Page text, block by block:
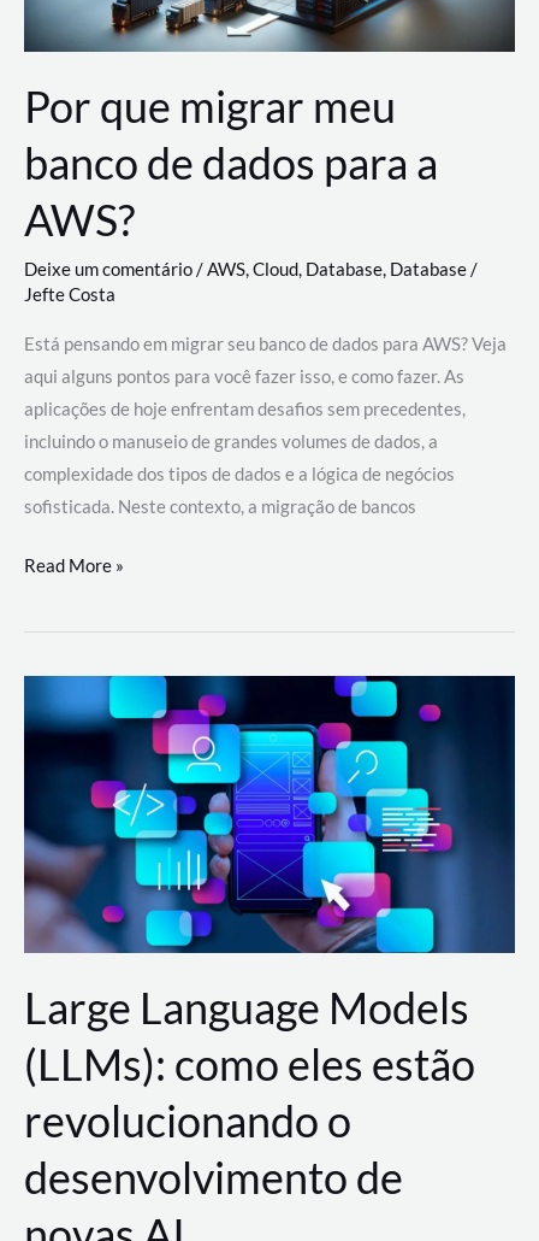
Por que migrar meu
banco de dados para a
AWS?
Deixe um comentário/AWS,Cloud, Database, Database/
Jefte Costa
Está pensando em migrar seu banco de dados para AWS? Veja
aqui alguns pontos para você fazer isso, e como fazer. As
aplicações de hoje enfrentam desafios sem precedentes,
incluindo o manuseio de grandes volumes de dados, a
complexidade dos tipos de dados e a lógica de negócios
sofisticada. Neste contexto, a migração de bancos
Por
migrar
de
a
AWS?
Read More »
Large Language Models
(LLMs): como eles estão
revolucionando o
desenvolvimento de